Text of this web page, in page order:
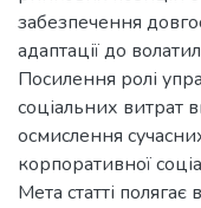
забезпечення
адаптації до
Посилення ролі
соціальних витрат
осмислення
корпоративної
Мета статті